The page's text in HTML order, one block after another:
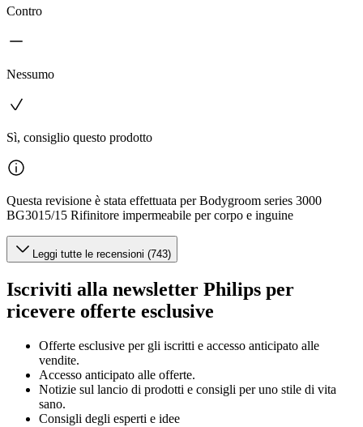
Contro
Nessumo
Sì, consiglio questo prodotto
Questa revisione è stata effettuata per Bodygroom series 3000
BG3015/15 Rifinitore impermeabile per corpo e inguine
Leggi tutte le recensioni (743)
Iscriviti alla newsletter Philips per
ricevere offerte esclusive
Offerte esclusive per gli iscritti e accesso anticipato alle
vendite.
Accesso anticipato alle offerte.
Notizie sul lancio di prodotti e consigli per uno stile di vita
sano.
Consigli degli esperti e idee